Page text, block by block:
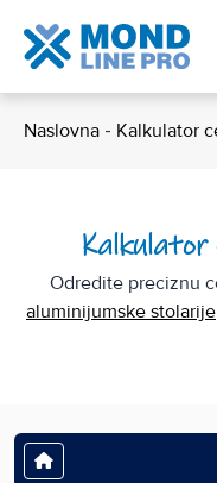
Naslovna - Kalkulator
Kalkulator
Odredite preciznu
aluminijumske stolarije